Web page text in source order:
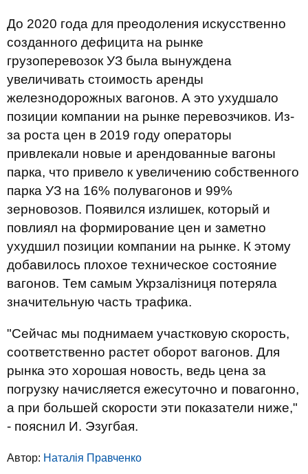
До 2020 года для преодоления искусственно
созданного дефицита на рынке
грузоперевозок УЗ была вынуждена
увеличивать стоимость аренды
железнодорожных вагонов. А это ухудшало
позиции компании на рынке перевозчиков. Из-
за роста цен в 2019 году операторы
привлекали новые и арендованные вагоны
парка, что привело к увеличению собственного
парка УЗ на 16% полувагонов и 99%
зерновозов. Появился излишек, который и
повлиял на формирование цен и заметно
ухудшил позиции компании на рынке. К этому
добавилось плохое техническое состояние
вагонов. Тем самым Укрзалізниця потеряла
значительную часть трафика.
"Сейчас мы поднимаем участковую скорость,
соответственно растет оборот вагонов. Для
рынка это хорошая новость, ведь цена за
погрузку начисляется ежесуточно и повагонно,
а при большей скорости эти показатели ниже,"
- пояснил И. Эзугбая.
Автор: Наталія Правченко